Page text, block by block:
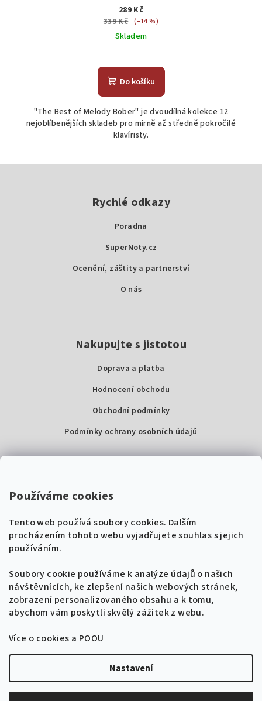
Používáme cookies
Tento web používá soubory cookies. Dalším
procházením tohoto webu vyjadřujete souhlas s jejich
používáním.
Soubory cookie používáme k analýze údajů o našich
návštěvnících, ke zlepšení našich webových stránek,
zobrazení personalizovaného obsahu a k tomu,
abychom vám poskytli skvělý zážitek z webu.
Více o cookies a POOU
Nastavení
289 Kč
339 Kč (–14 %)
Skladem
Do košíku
"The Best of Melody Bober" je dvoudílná kolekce 12
nejoblíbenějších skladeb pro mirně až středně pokročilé
klavíristy.
Rychlé odkazy
Poradna
SuperNoty.cz
Ocenění, záštity a partnerství
O nás
Nakupujte s jistotou
Doprava a platba
Hodnocení obchodu
Obchodní podmínky
Podmínky ochrany osobních údajů
Super Noty, s.r.o.
IČ: 04568672
+420 604 485 792
info@supernoty.cz
V pracovních dnech od 8:00 do 17:00
VISA
🎸 Naladíme tě na nové zpěvníky!
Získej tipy, novinky a 10 % slevuna první
objednávku.
Přihlásit se k odběru
Zásady zpracování osobních údajů